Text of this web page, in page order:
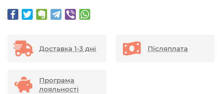
Доставка 1-3 дні Післяплата
Програма
лояльності